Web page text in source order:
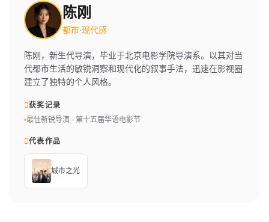
陈刚
都市·现代感
陈刚，新生代导演，毕业于北京电影学院导演系。以其对当
代都市生活的敏锐洞察和现代化的叙事手法，迅速在影视圈
建立了独特的个人风格。
获奖记录
最佳新锐导演 - 第十五届华语电影节
代表作品
城市之光